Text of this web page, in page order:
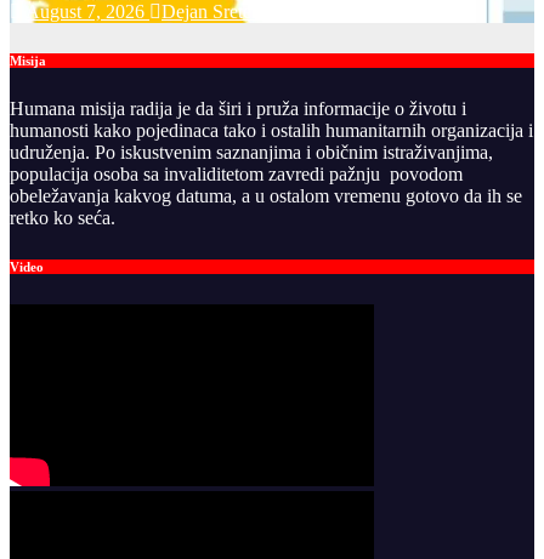
August 7, 2026 Dejan Sretenovic
Misija
Humana misija radija je da širi i pruža informacije o životu i
humanosti kako pojedinaca tako i ostalih humanitarnih organizacija i
udruženja. Po iskustvenim saznanjima i običnim istraživanjima,
populacija osoba sa invaliditetom zavredi pažnju povodom
obeležavanja kakvog datuma, a u ostalom vremenu gotovo da ih se
retko ko seća.
Video